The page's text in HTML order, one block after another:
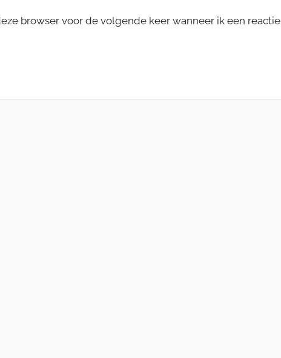
browser voor de volgende keer wanneer ik een reactie